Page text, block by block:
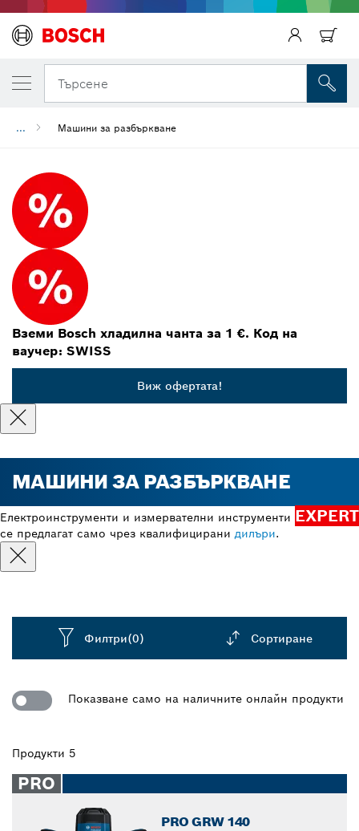
Търсене
... Машини за разбъркване
Вземи Bosch хладилна чанта за 1 €. Код на
ваучер: SWISS
Виж офертата!
МАШИНИ ЗА РАЗБЪРКВАНЕ
Електроинструменти и измервателни инструменти EXPERT
се предлагат само чрез квалифициранидилъри.
Филтри(0) Сортиране
Показване само на наличните онлайн продукти
Продукти 5
PRO
PRO GRW 140